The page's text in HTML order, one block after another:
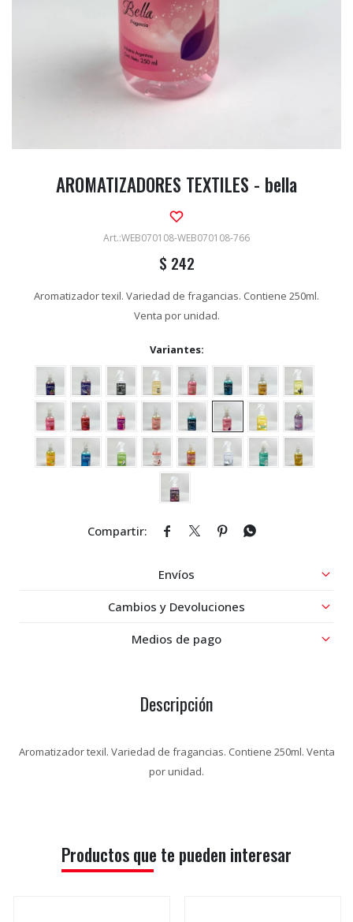
AROMATIZADORES TEXTILES - bella
WEB070108-WEB070108-766
$ 242
Aromatizador texil. Variedad de fragancias. Contiene 250ml.
Venta por unidad.
Variantes:
   
Envíos
Cambios y Devoluciones
Medios de pago
Descripción
Aromatizador texil. Variedad de fragancias. Contiene 250ml. Venta
por unidad.
Productos que te pueden interesar